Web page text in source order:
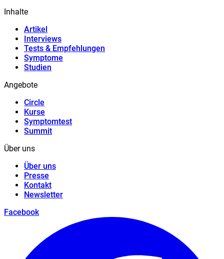
Inhalte
Artikel
Interviews
Tests & Empfehlungen
Symptome
Studien
Angebote
Circle
Kurse
Symptomtest
Summit
Über uns
Über uns
Presse
Kontakt
Newsletter
Facebook